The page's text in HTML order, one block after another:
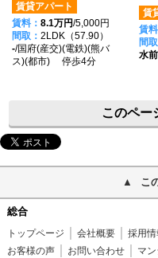
賃貸アパート
賃料： 8.1万円/5,000円
間取： 2LDK（57.90）
-/国府(産交)(電鉄)(熊バ
ス)(都市) 停歩4分
賃
賃料
間
水
このペー
こ
総合
トップページ 会社概要 採用情
お客様の声
お問い合わせ
マ